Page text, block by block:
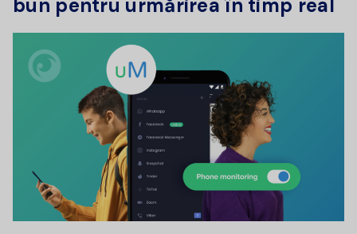
bun pentru urmărirea în timp real